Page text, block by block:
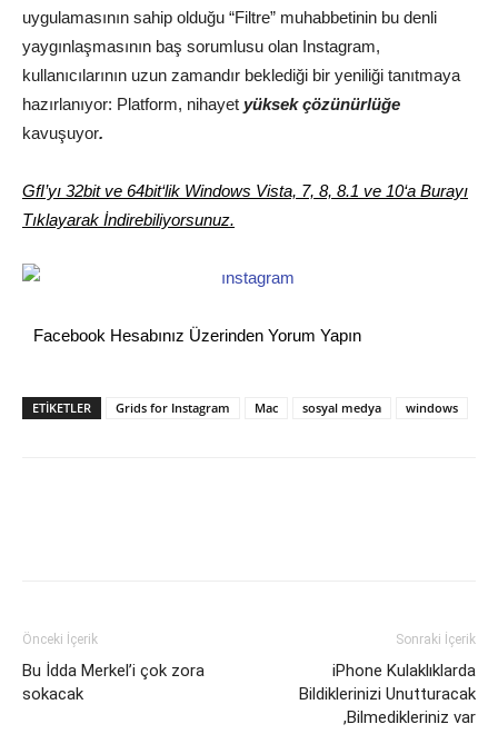
uygulamasının sahip olduğu “Filtre” muhabbetinin bu denli
yaygınlaşmasının baş sorumlusu olan Instagram,
kullanıcılarının uzun zamandır beklediği bir yeniliği tanıtmaya
hazırlanıyor: Platform, nihayet yüksek çözünürlüğe
kavuşuyor.
GfI’yı 32bit ve 64bit‘lik Windows Vista, 7, 8, 8.1 ve 10‘a Burayı
Tıklayarak İndirebiliyorsunuz.
Facebook Hesabınız Üzerinden Yorum Yapın
ETİKETLER Grids for Instagram Mac sosyal medya windows
Önceki İçerik
Bu İdda Merkel’i çok zora
sokacak
Sonraki İçerik
iPhone Kulaklıklarda
Bildiklerinizi Unutturacak
,Bilmedikleriniz var